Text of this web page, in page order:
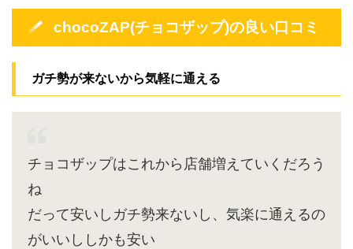
chocoZAP(チョコザップ)の良い口コミ
ガチ勢が来ないから気軽に通える
チョコザップはこれから店舗増えていくだろう
ね
だって安いしガチ勢来ないし、気楽に通えるの
がいいししかも安い